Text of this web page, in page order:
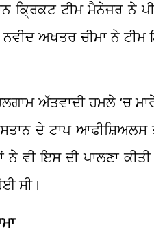
ਕ੍ਰਿਕਟ ਟੀਮ ਮੈਨੇਜਰ ਨੇ
ਨਵੀਦ ਅਖਤਰ ਚੀਮਾ ਨੇ
ਅੱਤਵਾਦੀ ਹਮਲੇ ‘ਚ
ਦੇ ਟਾਪ ਆਫੀਸ਼ਿਅਲਸ
ਨੇ ਵੀ ਇਸ ਦੀ ਪਾਲਣਾ
ਸੀ।